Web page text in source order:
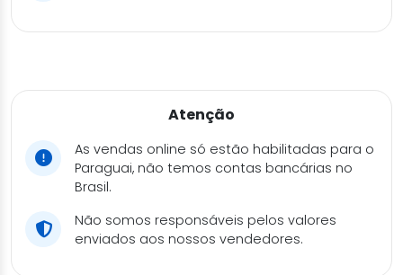
Atenção
As vendas online só estão habilitadas para o
Paraguai, não temos contas bancárias no
Brasil.
Não somos responsáveis pelos valores
enviados aos nossos vendedores.